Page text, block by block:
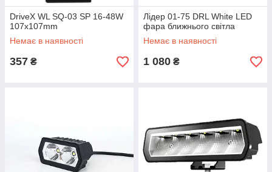
DriveX WL SQ-03 SP 16-48W
107x107mm
Немає в наявності
357 ₴
Лідер 01-75 DRL White LED
фара ближнього світла
Немає в наявності
1 080 ₴